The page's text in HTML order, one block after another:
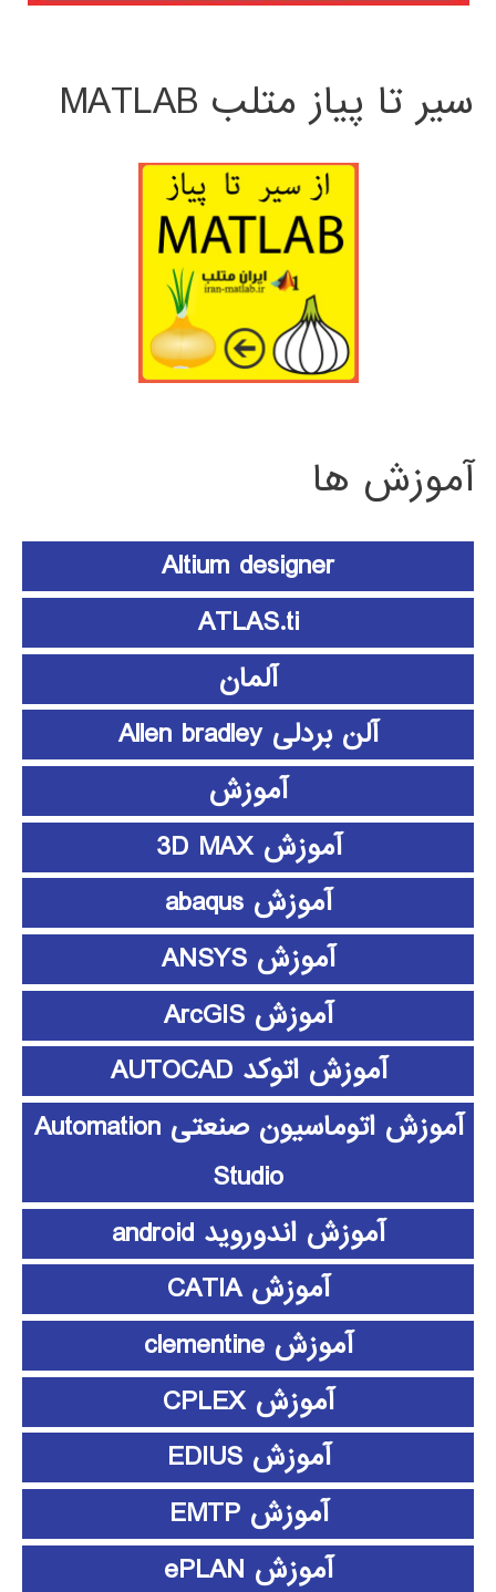
سیر تا پیاز متلب MATLAB
آموزش ها
Altium designer
ATLAS.ti
آلمان
آلن بردلی Allen bradley
آموزش
آموزش 3D MAX
آموزش abaqus
آموزش ANSYS
آموزش ArcGIS
آموزش اتوکد AUTOCAD
آموزش اتوماسیون صنعتی Automation
Studio
آموزش اندوروید android
آموزش CATIA
آموزش clementine
آموزش CPLEX
آموزش EDIUS
آموزش EMTP
آموزش ePLAN